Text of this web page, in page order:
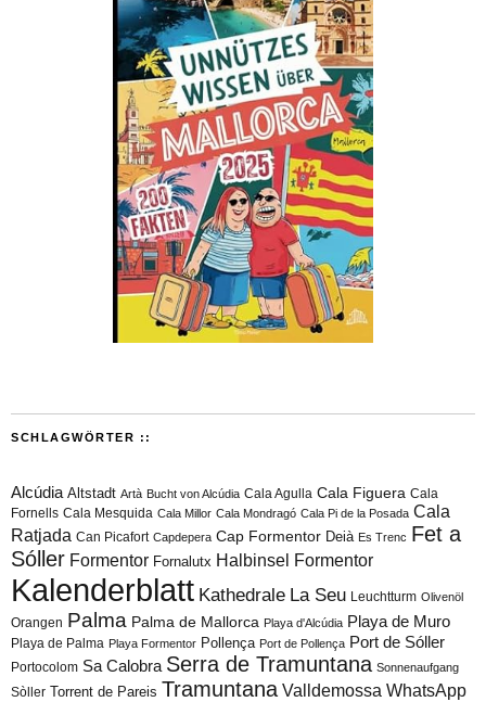
SCHLAGWÖRTER ::
Alcúdia Altstadt Artà Bucht von Alcúdia Cala Agulla Cala Figuera Cala
Fornells Cala Mesquida Cala Millor Cala Mondragó Cala Pi de la Posada Cala
Ratjada Can Picafort Capdepera Cap Formentor Deià Es Trenc Fet a
Sóller Formentor Fornalutx Halbinsel Formentor
Kalenderblatt Kathedrale La Seu Leuchtturm Olivenöl
Orangen Palma Palma de Mallorca Playa d'Alcúdia Playa de Muro
Playa de Palma Playa Formentor Pollença Port de Pollença Port de Sóller
Portocolom Sa Calobra Serra de Tramuntana Sonnenaufgang
Sòller Torrent de Pareis Tramuntana Valldemossa WhatsApp